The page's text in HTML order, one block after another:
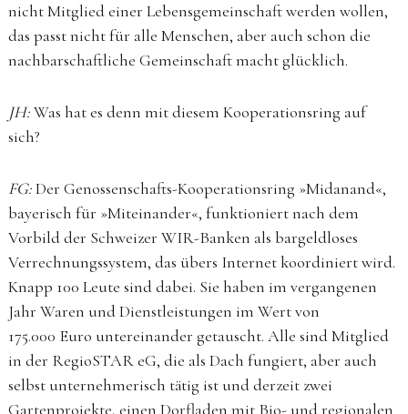
nicht Mitglied einer Lebensgemeinschaft werden wollen,
das passt nicht für alle Menschen, aber auch schon die
nachbarschaftliche Gemeinschaft macht glücklich.
JH:Was hat es denn mit diesem Kooperationsring auf
sich?
FG:Der Genossenschafts-Kooperationsring »Midanand«,
bayerisch für »Miteinander«, funktioniert nach dem
Vorbild der Schweizer WIR-Banken als bargeldloses
Verrechnungssystem, das übers Internet koordiniert wird.
Knapp 100 Leute sind dabei. Sie haben im vergangenen
Jahr Waren und Dienstleistungen im Wert von
175.000 Euro untereinander getauscht. Alle sind Mitglied
in der RegioSTAR eG, die als Dach fungiert, aber auch
selbst unternehmerisch tätig ist und derzeit zwei
Gartenprojekte, einen Dorfladen mit Bio- und regionalen